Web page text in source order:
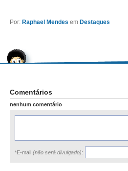
Por: Raphael Mendes em Destaques
Comentários
nenhum comentário
*E-mail (não será divulgado):